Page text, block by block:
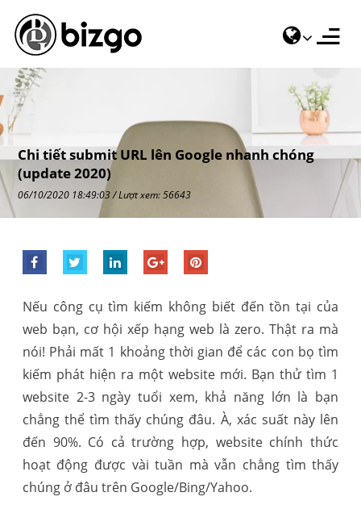
Chi tiết submit URL lên Google nhanh chóng
(update 2020)
06/10/2020 18:49:03 / Lượt xem: 56643
Nếu công cụ tìm kiếm không biết đến tồn tại của
web bạn, cơ hội xếp hạng web là zero. Thật ra mà
nói! Phải mất 1 khoảng thời gian để các con bọ tìm
kiếm phát hiện ra một website mới. Bạn thử tìm 1
website 2-3 ngày tuổi xem, khả năng lớn là bạn
chẳng thể tìm thấy chúng đâu. À, xác suất này lên
đến 90%. Có cả trường hợp, website chính thức
hoạt động được vài tuần mà vẫn chẳng tìm thấy
chúng ở đâu trên Google/Bing/Yahoo.